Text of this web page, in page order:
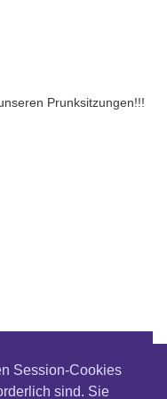
Session-Cookies
sind. Sie
Prunksitzungen!!!
Neuhausen /